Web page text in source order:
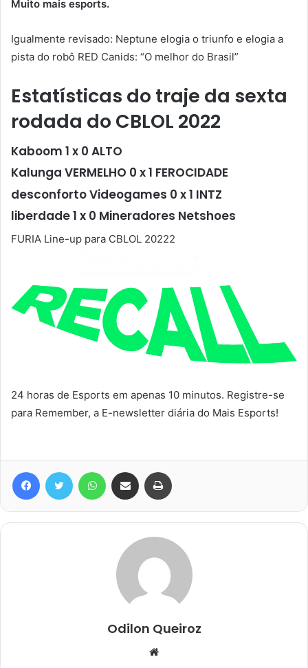
Muito mais esports.
Igualmente revisado: Neptune elogia o triunfo e elogia a
pista do robô RED Canids: “O melhor do Brasil”
Estatísticas do traje da sexta
rodada do CBLOL 2022
Kaboom 1 x 0 ALTO
Kalunga VERMELHO 0 x 1 FEROCIDADE
desconforto Videogames 0 x 1 INTZ
liberdade1 x 0 Mineradores Netshoes
FURIA Line-up para CBLOL 20222
24 horas de Esports em apenas 10 minutos. Registre-se
para Remember, a E-newsletter diária do Mais Esports!
FacebookTwitter WhatsAppCompartilhar via e-mail
Odilon Queiroz
Website